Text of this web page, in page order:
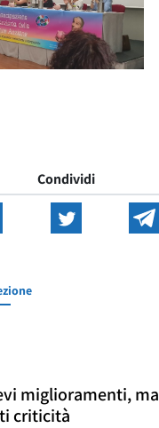
Condividi
miglioramenti, ma
criticità